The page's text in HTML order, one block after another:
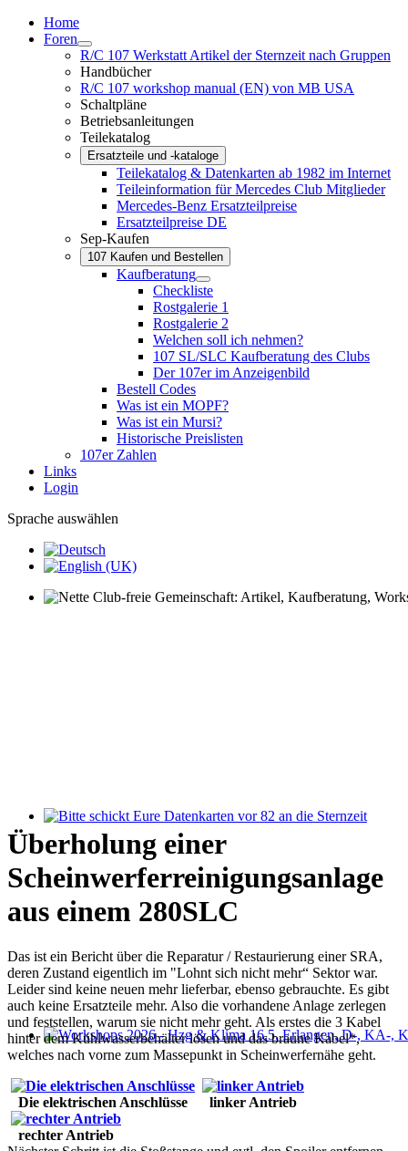
Home
Foren
R/C 107 Werkstatt Artikel der Sternzeit nach Gruppen
Handbücher
R/C 107 workshop manual (EN) von MB USA
Schaltpläne
Betriebsanleitungen
Teilekatalog
Ersatzteile und -kataloge
Teilekatalog & Datenkarten ab 1982 im Internet
Teileinformation für Mercedes Club Mitglieder
Mercedes-Benz Ersatzteilpreise
Ersatzteilpreise DE
Sep-Kaufen
107 Kaufen und Bestellen
Kaufberatung
Checkliste
Rostgalerie 1
Rostgalerie 2
Welchen soll ich nehmen?
107 SL/SLC Kaufberatung des Clubs
Der 107er im Anzeigenbild
Bestell Codes
Was ist ein MOPF?
Was ist ein Mursi?
Historische Preislisten
107er Zahlen
Links
Login
Sprache auswählen
Bitte schickt Eure Datenkarten vor 82 an die Sternzeit
Workshops 2026 - Hzg & Klima 16.5. Erlangen, D-, KA-, KE-
Überholung einer
Scheinwerferreinigungsanlage
aus einem 280SLC
Das ist ein Bericht über die Reparatur / Restaurierung einer SRA,
deren Zustand eigentlich im "Lohnt sich nicht mehr“ Sektor war.
Leider sind keine neuen mehr lieferbar, ebenso gebrauchte. Es gibt
auch keine Ersatzteile mehr. Also die vorhandene Anlage zerlegen
und feststellen, warum sie nicht mehr geht. Als erstes die 3 Kabel
hinter dem Kühlwasserbehälter lösen und das braune Kabel*,
welches nach vorne zum Massepunkt in Scheinwerfernähe geht.
Die elektrischen Anschlüsse linker Antrieb
rechter Antrieb